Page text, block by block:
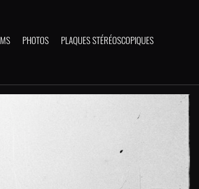
PHOTOS PLAQUES STÉRÉOSCOPIQUES